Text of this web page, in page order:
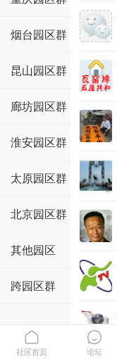
烟台园区群
昆山园区群
廊坊园区群
淮安园区群
太原园区群
北京园区群
其他园区
跨园区群

社区首页

论坛